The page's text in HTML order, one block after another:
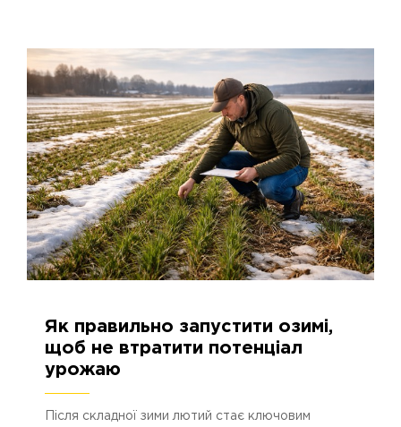
328 16.02.2026
Як правильно запустити озимі,
щоб не втратити потенціал
урожаю
Після складної зими лютий стає ключовим